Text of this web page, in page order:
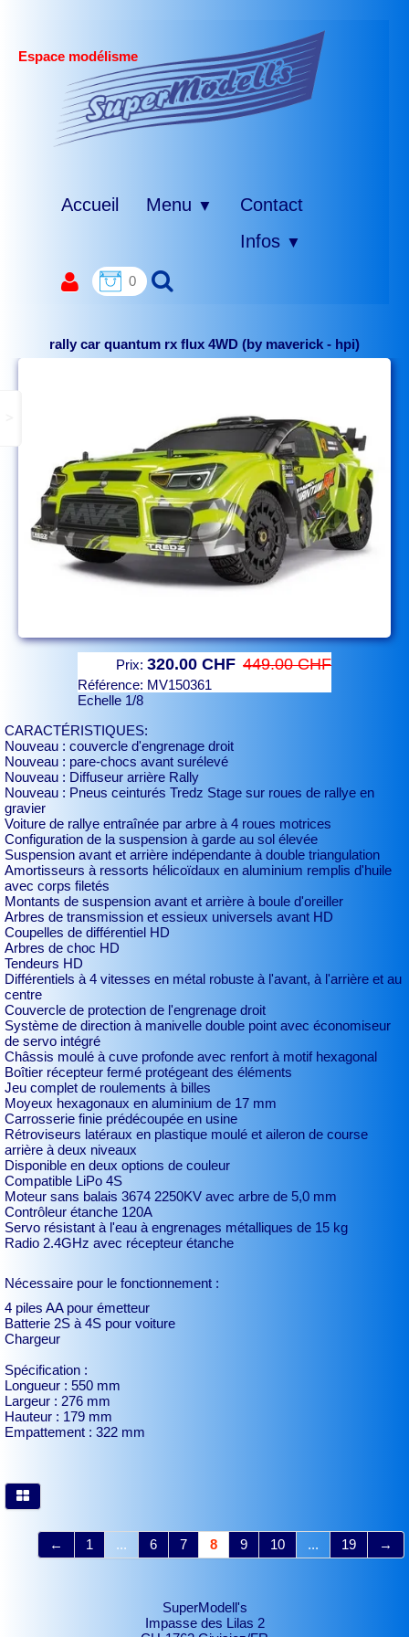
Espace modélisme
Accueil Menu ▼
Contact
Infos ▼
0
rally car quantum rx flux 4WD (by maverick - hpi)
Prix: 320.00 CHF 449.00 CHF
Référence: MV150361
Echelle 1/8
CARACTÉRISTIQUES:
Nouveau : couvercle d'engrenage droit
Nouveau : pare-chocs avant surélevé
Nouveau : Diffuseur arrière Rally
Nouveau : Pneus ceinturés Tredz Stage sur roues de rallye en
gravier
Voiture de rallye entraînée par arbre à 4 roues motrices
Configuration de la suspension à garde au sol élevée
Suspension avant et arrière indépendante à double triangulation
Amortisseurs à ressorts hélicoïdaux en aluminium remplis d'huile
avec corps filetés
Montants de suspension avant et arrière à boule d'oreiller
Arbres de transmission et essieux universels avant HD
Coupelles de différentiel HD
Arbres de choc HD
Tendeurs HD
Différentiels à 4 vitesses en métal robuste à l'avant, à l'arrière et au
centre
Couvercle de protection de l'engrenage droit
Système de direction à manivelle double point avec économiseur
de servo intégré
Châssis moulé à cuve profonde avec renfort à motif hexagonal
Boîtier récepteur fermé protégeant des éléments
Jeu complet de roulements à billes
Moyeux hexagonaux en aluminium de 17 mm
Carrosserie finie prédécoupée en usine
Rétroviseurs latéraux en plastique moulé et aileron de course
arrière à deux niveaux
Disponible en deux options de couleur
Compatible LiPo 4S
Moteur sans balais 3674 2250KV avec arbre de 5,0 mm
Contrôleur étanche 120A
Servo résistant à l'eau à engrenages métalliques de 15 kg
Radio 2.4GHz avec récepteur étanche
Nécessaire pour le fonctionnement :
4 piles AA pour émetteur
Batterie 2S à 4S pour voiture
Chargeur
Spécification :
Longueur : 550 mm
Largeur : 276 mm
Hauteur : 179 mm
Empattement : 322 mm
← 1 ... 6 7 8 9 10 ... 19 →
SuperModell's
Impasse des Lilas 2